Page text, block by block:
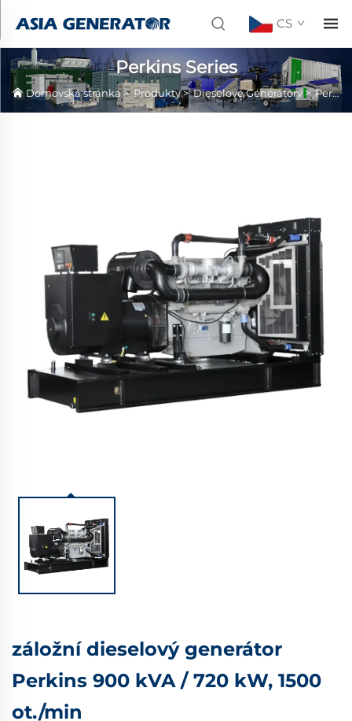
CS
Perkins Series
Domovská stránka>Produkty>Dieselové Generátory >Perkins Series
záložní dieselový generátor
Perkins 900 kVA / 720 kW, 1500
ot./min